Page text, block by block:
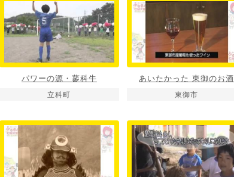
パワーの源・蓼科牛
立科町
あいたかった 東御のお酒
東御市